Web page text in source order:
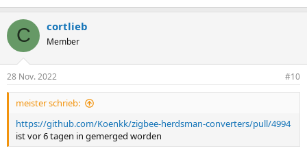
C cortlieb
Member
28 Nov. 2022 #10
meister schrieb:
https://github.com/Koenkk/zigbee-herdsman-converters/pull/4994
ist vor 6 tagen in gemerged worden